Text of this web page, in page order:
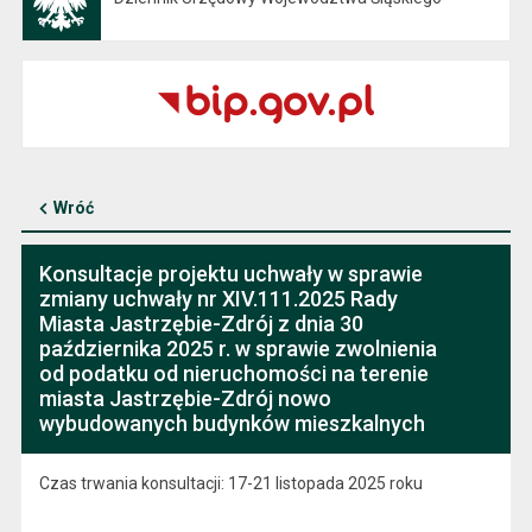
Wróć
Konsultacje projektu uchwały w sprawie
zmiany uchwały nr XIV.111.2025 Rady
Miasta Jastrzębie-Zdrój z dnia 30
października 2025 r. w sprawie zwolnienia
od podatku od nieruchomości na terenie
miasta Jastrzębie-Zdrój nowo
wybudowanych budynków mieszkalnych
Czas trwania konsultacji: 17-21 listopada 2025 roku